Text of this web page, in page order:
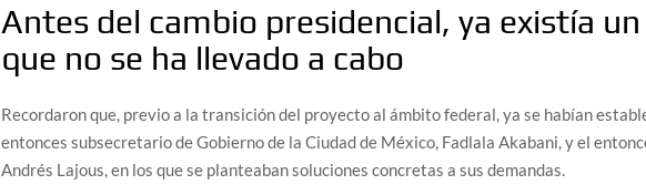
Antes del cambio presidencial, ya existía
que no se ha llevado a cabo
Recordaron que, previo a la transición del proyecto al ámbito federal, ya se habían
entonces subsecretario de Gobierno de la Ciudad de México, Fadlala Akabani, y el
Andrés Lajous, en los que se planteaban soluciones concretas a sus demandas.